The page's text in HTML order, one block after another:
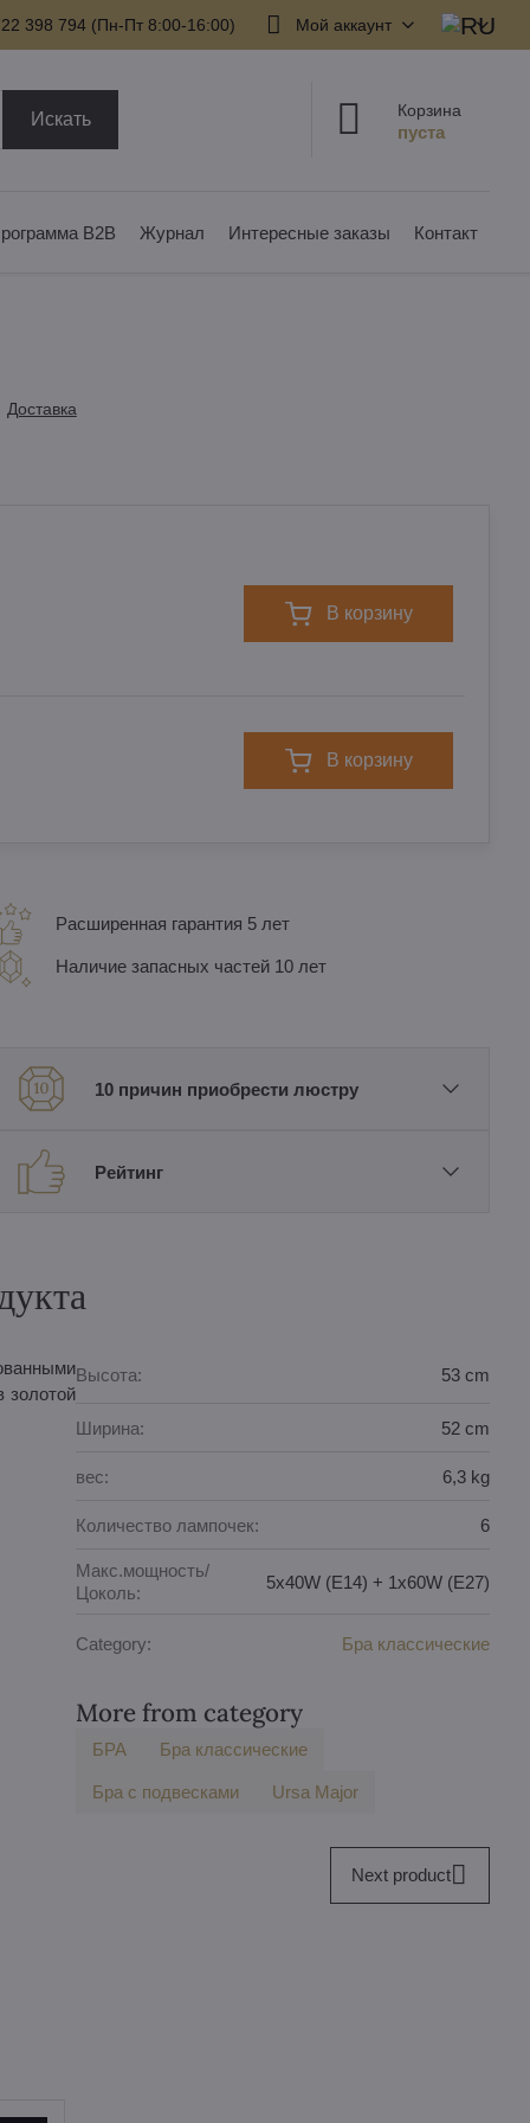
398 794​ (Пн-Пт 8:00-16:00) Мой аккаунт
Искать Корзина
B2B Журнал Интересные заказы Контакт
Доставка
в корзину
в корзину
Расширенная гарантия 5 лет
Наличие запасных частей 10 лет
10 причин приобрести люстру
Рейтинг
золотой
Высота: 53 cm
Ширина: 52 cm
вес: 6,3 kg
Количество лампочек: 6
Макс.мощность/
Цоколь:
5x40W (E14) + 1x60W (E27)
Category: Бра классические
More from category
БPA Бра классические
Бра с подвесками Ursa Major
Next product